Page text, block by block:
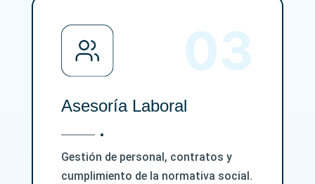
Asesoría Laboral
Gestión de personal, contratos y
cumplimiento de la normativa social.